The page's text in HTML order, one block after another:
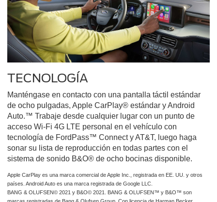
TECNOLOGÍA
Manténgase en contacto con una pantalla táctil estándar
de ocho pulgadas, Apple CarPlay® estándar y Android
Auto.™ Trabaje desde cualquier lugar con un punto de
acceso Wi-Fi 4G LTE personal en el vehículo con
tecnología de FordPass™ Connect y AT&T, luego haga
sonar su lista de reproducción en todas partes con el
sistema de sonido B&O® de ocho bocinas disponible.
Apple CarPlay es una marca comercial de Apple Inc., registrada en EE. UU. y otros
países. Android Auto es una marca registrada de Google LLC.
BANG & OLUFSEN© 2021 y B&O© 2021. BANG & OLUFSEN™ y B&O™ son